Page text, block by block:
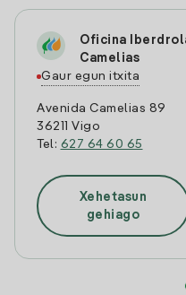
Oficina
Camelias
Gaur egun itxita
Avenida Camelias 89
36211 Vigo
Tel: 627 64 60 65
Xehetasun
gehiago